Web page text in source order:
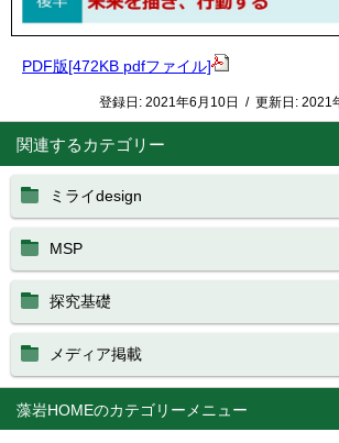
藻岩HOME
PDF版[472KB pdfファイル]
登録日: 2021年6月10日 / 更新日: 2021
関連するカテゴリー
ミライdesign
MSP
探究基礎
メディア掲載